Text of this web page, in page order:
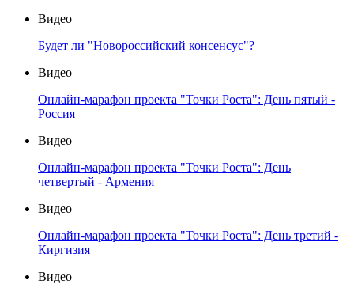
Видео
Будет ли "Новороссийский консенсус"?
Видео
Онлайн-марафон проекта "Точки Роста": День пятый -
Россия
Видео
Онлайн-марафон проекта "Точки Роста": День
четвертый - Армения
Видео
Онлайн-марафон проекта "Точки Роста": День третий -
Киргизия
Видео